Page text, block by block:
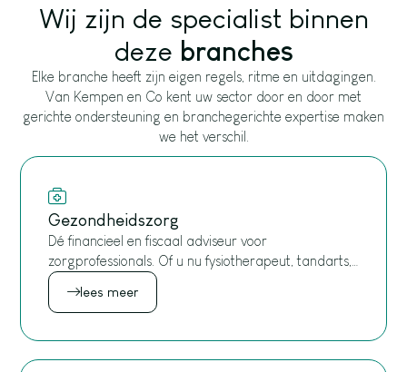
Wij zijn de specialist binnen
deze branches
Elke branche heeft zijn eigen regels, ritme en uitdagingen.
Van Kempen en Co kent uw sector door en door met
gerichte ondersteuning en branchegerichte expertise maken
we het verschil.
Gezondheidszorg
Dé financieel en fiscaal adviseur voor
zorgprofessionals. Of u nu fysiotherapeut, tandarts,
huisarts, logopedist of pedicure bent, bij Van
Kempen en Co bent u aan het juiste adres.
lees meer